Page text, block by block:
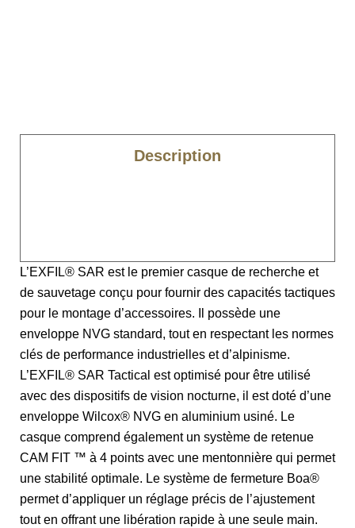
Description
L’EXFIL® SAR est le premier casque de recherche et
de sauvetage conçu pour fournir des capacités tactiques
pour le montage d’accessoires. Il possède une
enveloppe NVG standard, tout en respectant les normes
clés de performance industrielles et d’alpinisme.
L’EXFIL® SAR Tactical est optimisé pour être utilisé
avec des dispositifs de vision nocturne, il est doté d’une
enveloppe Wilcox® NVG en aluminium usiné. Le
casque comprend également un système de retenue
CAM FIT ™ à 4 points avec une mentonnière qui permet
une stabilité optimale. Le système de fermeture Boa®
permet d’appliquer un réglage précis de l’ajustement
tout en offrant une libération rapide à une seule main.